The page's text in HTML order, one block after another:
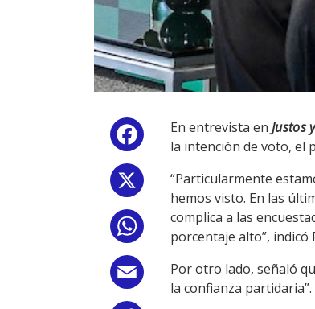
Facebook
WhatsApp
Email
En entrevista en Justos
la intención de voto, el
“Particularmente
hemos visto. En las
complica a las
porcentaje alto”, indicó
Por otro lado, señaló
la confianza partidaria”.